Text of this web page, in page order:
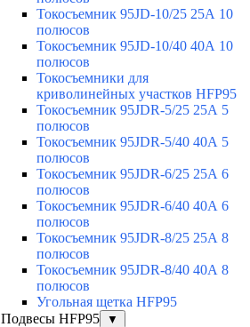
Токосъемник 95JD-10/25 25А 10
полюсов
Токосъемник 95JD-10/40 40А 10
полюсов
Токосъемники для
криволинейных участков HFP95
Токосъемник 95JDR-5/25 25А 5
полюсов
Токосъемник 95JDR-5/40 40А 5
полюсов
Токосъемник 95JDR-6/25 25А 6
полюсов
Токосъемник 95JDR-6/40 40А 6
полюсов
Токосъемник 95JDR-8/25 25А 8
полюсов
Токосъемник 95JDR-8/40 40А 8
полюсов
Угольная щетка HFP95
Подвесы HFP95
▼